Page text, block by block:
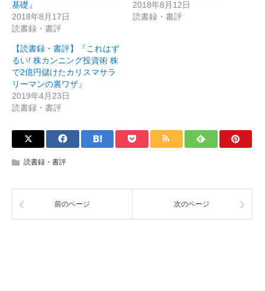
基礎』
2018年8月17日
読書録・書評
2018年8月12日
読書録・書評
【読書録・書評】『これはず
るい! 株カンニング投資術 株
で2億円儲けたカリスマサラ
リーマンの裏ワザ』
2019年4月23日
読書録・書評
読書録・書評
前のページ 次のページ